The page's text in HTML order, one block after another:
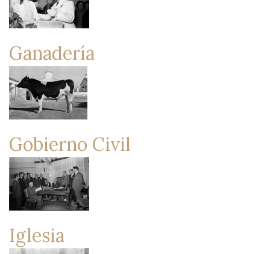
Ganadería
Gobierno Civil
Iglesia